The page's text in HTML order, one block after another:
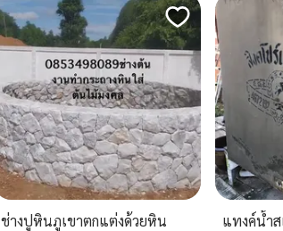
ช่างปูหินภูเขาตกแต่งด้วยหิน
แทงค์น้ำ